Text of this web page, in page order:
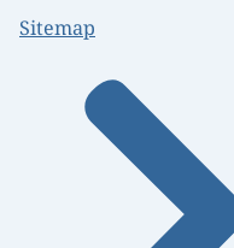
Sitemap